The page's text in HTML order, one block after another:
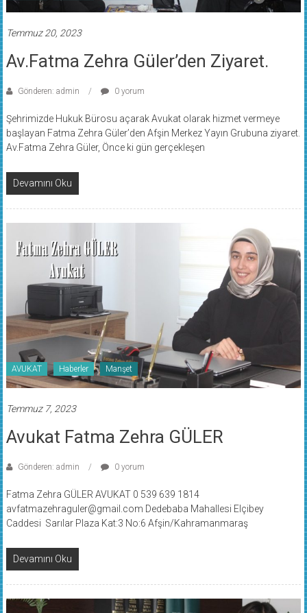
Temmuz 20, 2023
Av.Fatma Zehra Güler’den Ziyaret.
Gönderen: admin 0 yorum
Şehrimizde Hukuk Bürosu açarak Avukat olarak hizmet vermeye
başlayan Fatma Zehra Güler’den Afşin Merkez Yayın Grubuna ziyaret.
Av.Fatma Zehra Güler, Önce ki gün gerçekleşen
Devamını Oku
AVUKAT Haberler Manşet
Temmuz 7, 2023
Avukat Fatma Zehra GÜLER
Gönderen: admin 0 yorum
Fatma Zehra GÜLER AVUKAT 0 539 639 1814
avfatmazehraguler@gmail.com Dedebaba Mahallesi Elçibey
Caddesi Sarılar Plaza Kat:3 No:6 Afşin/Kahramanmaraş
Devamını Oku